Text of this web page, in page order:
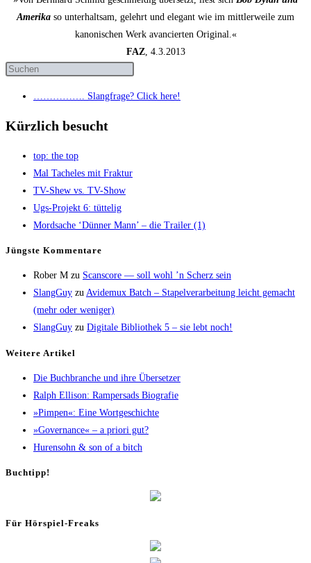
Amerika so unterhaltsam, gelehrt und elegant wie im mittlerweile zum
kanonischen Werk avancierten Original.«
FAZ, 4.3.2013
……………. Slang­fra­ge? Click here!
Kürzlich besucht
top: the top
Mal Tache­les mit Fraktur
TV-Shew vs. TV-Show
Ugs-Pro­jekt 6: tüttelig
Mord­sa­che ‘Dün­ner Mann’ – die Trai­ler (1)
Jüngs­te Kommentare
Rober M zu Scans­core — soll wohl ’n Scherz sein
SlangGuy zu Avi­de­mux Batch – Sta­pel­ver­ar­bei­tung leicht gemacht
(mehr oder weniger)
SlangGuy zu Digi­ta­le Biblio­thek 5 – sie lebt noch!
Wei­te­re Artikel
Die Buch­bran­che und ihre Übersetzer
Ralph Elli­son: Ram­pers­ads Biografie
»Pim­pen«: Eine Wortgeschichte
»Gover­nan­ce« – a prio­ri gut?
Huren­sohn & son of a bitch
Buch­tipp!
Für Hör­spiel-Freaks